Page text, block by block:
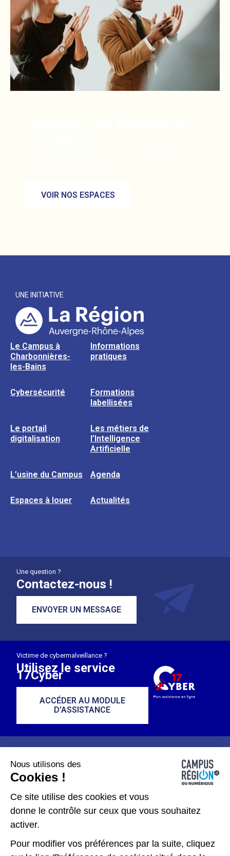
VOIR NOS ESPACES
UNE INITIATIVE
Le Campus à
Charbonnières-
les-Bains
Informations
pratiques
Cybersécurité
Formations
labellisées
Le portail
digitalisation
Les métiers de
l’Intelligence
Artificielle
L’usine du Campus Agenda
Espaces à louer Actualités
Une question ?
Contactez-nous !
ENVOYER UN MESSAGE
Victime de cybermalveillance ?
Utilisez le service
17Cyber
ACCÉDER AU MODULE
D'ASSISTANCE
Données personnelles
Nous utilisons des
Cookies !
Ce site utilise des cookies et vous
donne le contrôle sur ceux que vous souhaitez
activer.
Pour modifier vos préférences par la suite, cliquez